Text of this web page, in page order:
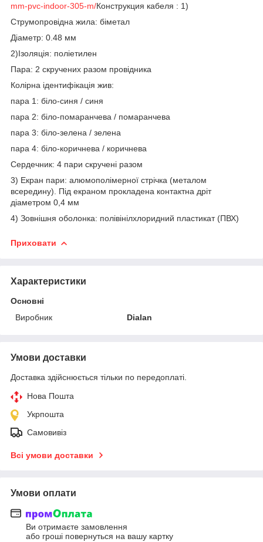
mm-pvc-indoor-305-m/Конструкция кабеля : 1)
Струмопровідна жила: біметал
Діаметр: 0.48 мм
2)Ізоляція: поліетилен
Пара: 2 скручених разом провідника
Колірна ідентифікація жив:
пара 1: біло-синя / синя
пара 2: біло-помаранчева / помаранчева
пара 3: біло-зелена / зелена
пара 4: біло-коричнева / коричнева
Сердечник: 4 пари скручені разом
3) Екран пари: алюмополімерної стрічка (металом
всередину). Під екраном прокладена контактна дріт
діаметром 0,4 мм
4) Зовнішня оболонка: полівінілхлоридний пластикат (ПВХ)
Приховати
Характеристики
Основні
Виробник
Dialan
Умови доставки
Доставка здійснюється тільки по передоплаті.
Нова Пошта
Укрпошта
Самовивіз
Всі умови доставки
Умови оплати
Ви отримаєте замовлення
або гроші повернуться на вашу картку